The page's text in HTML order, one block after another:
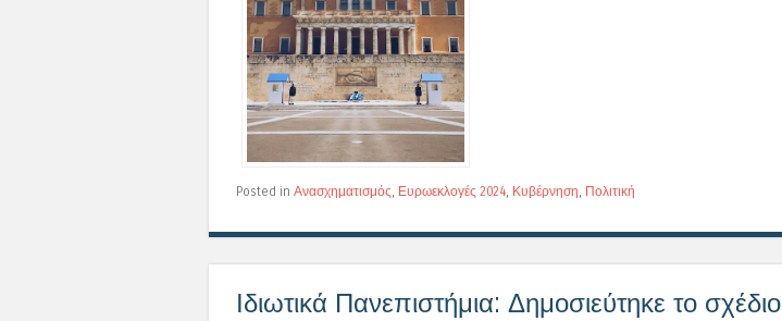
Posted in Ανασχηματισμός Ευρωεκλογές 2024 Κυβέρνηση Πολιτική
Ιδιωτικά Πανεπιστήμια: Δημοσιεύτηκε το σχέδιο